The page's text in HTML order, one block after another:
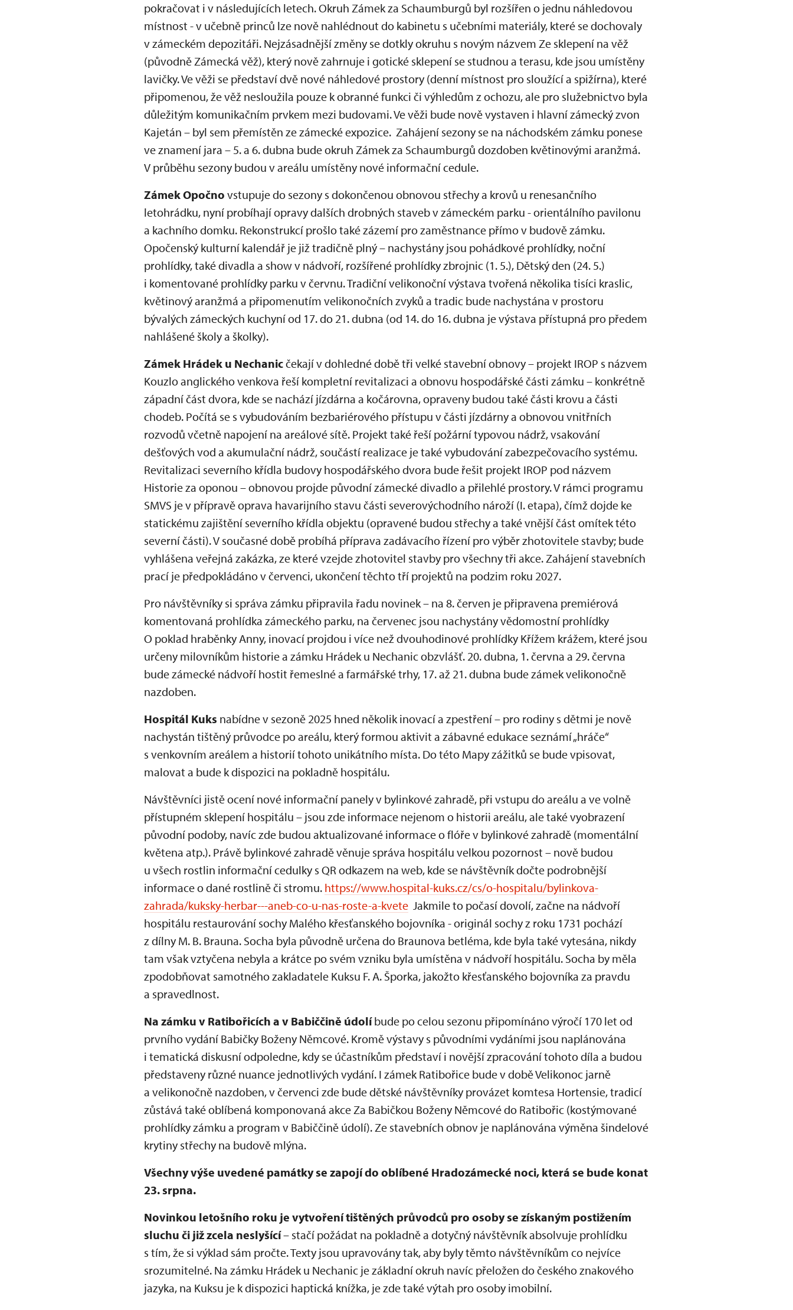
pokračovat i v následujících letech. Okruh Zámek za Schaumburgů byl rozšířen o jednu náhledovou
místnost - v učebně princů lze nově nahlédnout do kabinetu s učebními materiály, které se dochovaly
v zámeckém depozitáři. Nejzásadnější změny se dotkly okruhu s novým názvem Ze sklepení na věž
(původně Zámecká věž), který nově zahrnuje i gotické sklepení se studnou a terasu, kde jsou umístěny
lavičky. Ve věži se představí dvě nové náhledové prostory (denní místnost pro sloužící a spižírna), které
připomenou, že věž nesloužila pouze k obranné funkci či výhledům z ochozu, ale pro služebnictvo byla
důležitým komunikačním prvkem mezi budovami. Ve věži bude nově vystaven i hlavní zámecký zvon
Kajetán – byl sem přemístěn ze zámecké expozice. Zahájení sezony se na náchodském zámku ponese
ve znamení jara – 5. a 6. dubna bude okruh Zámek za Schaumburgů dozdoben květinovými aranžmá.
V průběhu sezony budou v areálu umístěny nové informační cedule.
Zámek Opočno vstupuje do sezony s dokončenou obnovou střechy a krovů u renesančního
letohrádku, nyní probíhají opravy dalších drobných staveb v zámeckém parku - orientálního pavilonu
a kachního domku. Rekonstrukcí prošlo také zázemí pro zaměstnance přímo v budově zámku.
Opočenský kulturní kalendář je již tradičně plný – nachystány jsou pohádkové prohlídky, noční
prohlídky, také divadla a show v nádvoří, rozšířené prohlídky zbrojnic (1. 5.), Dětský den (24. 5.)
i komentované prohlídky parku v červnu. Tradiční velikonoční výstava tvořená několika tisíci kraslic,
květinový aranžmá a připomenutím velikonočních zvyků a tradic bude nachystána v prostoru
bývalých zámeckých kuchyní od 17. do 21. dubna (od 14. do 16. dubna je výstava přístupná pro předem
nahlášené školy a školky).
Zámek Hrádek u Nechanicčekají v dohledné době tři velké stavební obnovy – projekt IROP s názvem
Kouzlo anglického venkova řeší kompletní revitalizaci a obnovu hospodářské části zámku – konkrétně
západní část dvora, kde se nachází jízdárna a kočárovna, opraveny budou také části krovu a části
chodeb. Počítá se s vybudováním bezbariérového přístupu v části jízdárny a obnovou vnitřních
rozvodů včetně napojení na areálové sítě. Projekt také řeší požární typovou nádrž, vsakování
dešťových vod a akumulační nádrž, součástí realizace je také vybudování zabezpečovacího systému.
Revitalizaci severního křídla budovy hospodářského dvora bude řešit projekt IROP pod názvem
Historie za oponou – obnovou projde původní zámecké divadlo a přilehlé prostory. V rámci programu
SMVS je v přípravě oprava havarijního stavu části severovýchodního nároží (I. etapa), čímž dojde ke
statickému zajištění severního křídla objektu (opravené budou střechy a také vnější část omítek této
severní části). V současné době probíhá příprava zadávacího řízení pro výběr zhotovitele stavby; bude
vyhlášena veřejná zakázka, ze které vzejde zhotovitel stavby pro všechny tři akce. Zahájení stavebních
prací je předpokládáno v červenci, ukončení těchto tří projektů na podzim roku 2027.
Pro návštěvníky si správa zámku připravila řadu novinek – na 8. červen je připravena premiérová
komentovaná prohlídka zámeckého parku, na červenec jsou nachystány vědomostní prohlídky
O poklad hraběnky Anny, inovací projdou i více než dvouhodinové prohlídky Křížem krážem, které jsou
určeny milovníkům historie a zámku Hrádek u Nechanic obzvlášť. 20. dubna, 1. června a 29. června
bude zámecké nádvoří hostit řemeslné a farmářské trhy, 17. až 21. dubna bude zámek velikonočně
nazdoben.
Hospitál Kuks nabídne v sezoně 2025 hned několik inovací a zpestření – pro rodiny s dětmi je nově
nachystán tištěný průvodce po areálu, který formou aktivit a zábavné edukace seznámí „hráče“
s venkovním areálem a historií tohoto unikátního místa. Do této Mapy zážitků se bude vpisovat,
malovat a bude k dispozici na pokladně hospitálu.
Návštěvníci jistě ocení nové informační panely v bylinkové zahradě, při vstupu do areálu a ve volně
přístupném sklepení hospitálu – jsou zde informace nejenom o historii areálu, ale také vyobrazení
původní podoby, navíc zde budou aktualizované informace o flóře v bylinkové zahradě (momentální
květena atp.). Právě bylinkové zahradě věnuje správa hospitálu velkou pozornost – nově budou
u všech rostlin informační cedulky s QR odkazem na web, kde se návštěvník dočte podrobnější
informace o dané rostlině či stromu. https://www.hospital-kuks.cz/cs/o-hospitalu/bylinkova-
zahrada/kuksky-herbar---aneb-co-u-nas-roste-a-kvete Jakmile to počasí dovolí, začne na nádvoří
hospitálu restaurování sochy Malého křesťanského bojovníka - originál sochy z roku 1731 pochází
z dílny M. B. Brauna. Socha byla původně určena do Braunova betléma, kde byla také vytesána, nikdy
tam však vztyčena nebyla a krátce po svém vzniku byla umístěna v nádvoří hospitálu. Socha by měla
zpodobňovat samotného zakladatele Kuksu F. A. Šporka, jakožto křesťanského bojovníka za pravdu
a spravedlnost.
Na zámku v Ratibořicích a v Babiččině údolíbude po celou sezonu připomínáno výročí 170 let od
prvního vydání Babičky Boženy Němcové. Kromě výstavy s původními vydáními jsou naplánována
i tematická diskusní odpoledne, kdy se účastníkům představí i novější zpracování tohoto díla a budou
představeny různé nuance jednotlivých vydání. I zámek Ratibořice bude v době Velikonoc jarně
a velikonočně nazdoben, v červenci zde bude dětské návštěvníky provázet komtesa Hortensie, tradicí
zůstává také oblíbená komponovaná akce Za Babičkou Boženy Němcové do Ratibořic (kostýmované
prohlídky zámku a program v Babiččině údolí). Ze stavebních obnov je naplánována výměna šindelové
krytiny střechy na budově mlýna.
Všechny výše uvedené památky se zapojí do oblíbené Hradozámecké noci, která se bude konat
23. srpna.
Novinkou letošního roku je vytvoření tištěných průvodců pro osoby se získaným postižením
sluchu či již zcela neslyšící– stačí požádat na pokladně a dotyčný návštěvník absolvuje prohlídku
s tím, že si výklad sám pročte. Texty jsou upravovány tak, aby byly těmto návštěvníkům co nejvíce
srozumitelné. Na zámku Hrádek u Nechanic je základní okruh navíc přeložen do českého znakového
jazyka, na Kuksu je k dispozici haptická knížka, je zde také výtah pro osoby imobilní.